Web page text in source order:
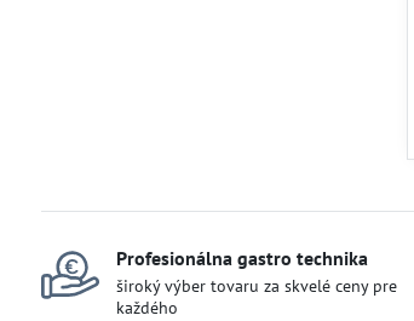
Profesionálna gastro technika
široký výber tovaru za skvelé ceny pre
každého